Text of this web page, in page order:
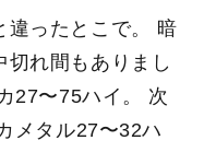
違ったとこで。 暗
切れ間もありまし
27〜75ハイ。 次
メタル27〜32ハ